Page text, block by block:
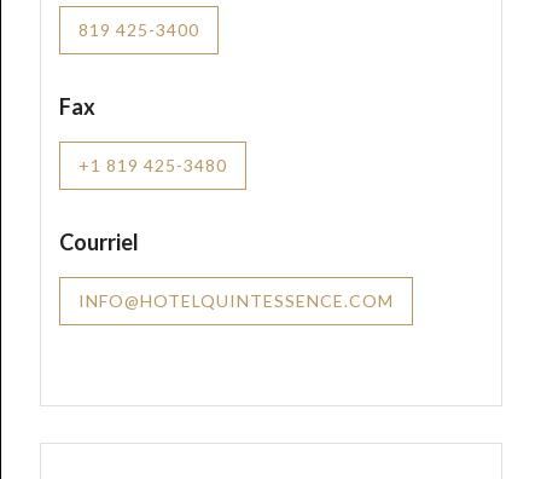
819 425-3400
Fax
+1 819 425-3480
Courriel
INFO@HOTELQUINTESSENCE.COM